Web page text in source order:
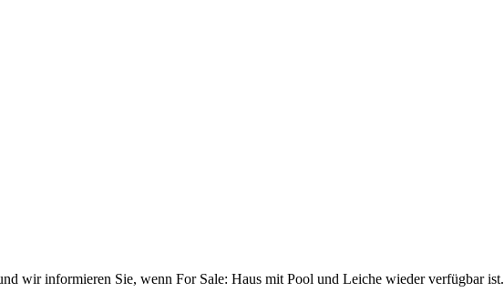
wir informieren Sie, wenn For Sale: Haus mit Pool und Leiche wieder verfügbar ist.